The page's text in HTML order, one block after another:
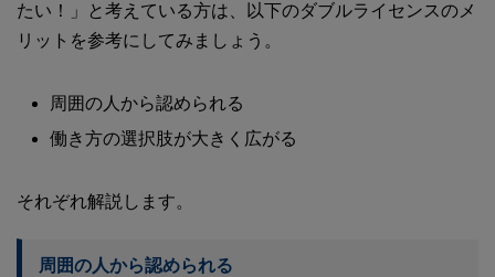
たい！」と考えている方は、以下のダブルライセンスのメ
リットを参考にしてみましょう。
周囲の人から認められる
働き方の選択肢が大きく広がる
それぞれ解説します。
周囲の人から認められる